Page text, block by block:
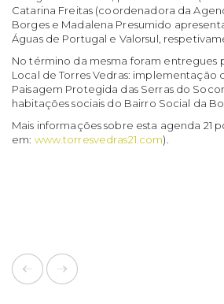
Catarina Freitas (coordenadora da
Borges e Madalena Presumido
Águas de Portugal e Valorsul,
No término da mesma foram entregues
Local de Torres Vedras: implementação
Paisagem Protegida das Serras do
habitações sociais do Bairro Social da
Mais informações sobre esta agenda 21
em: www.torresvedras21.com).